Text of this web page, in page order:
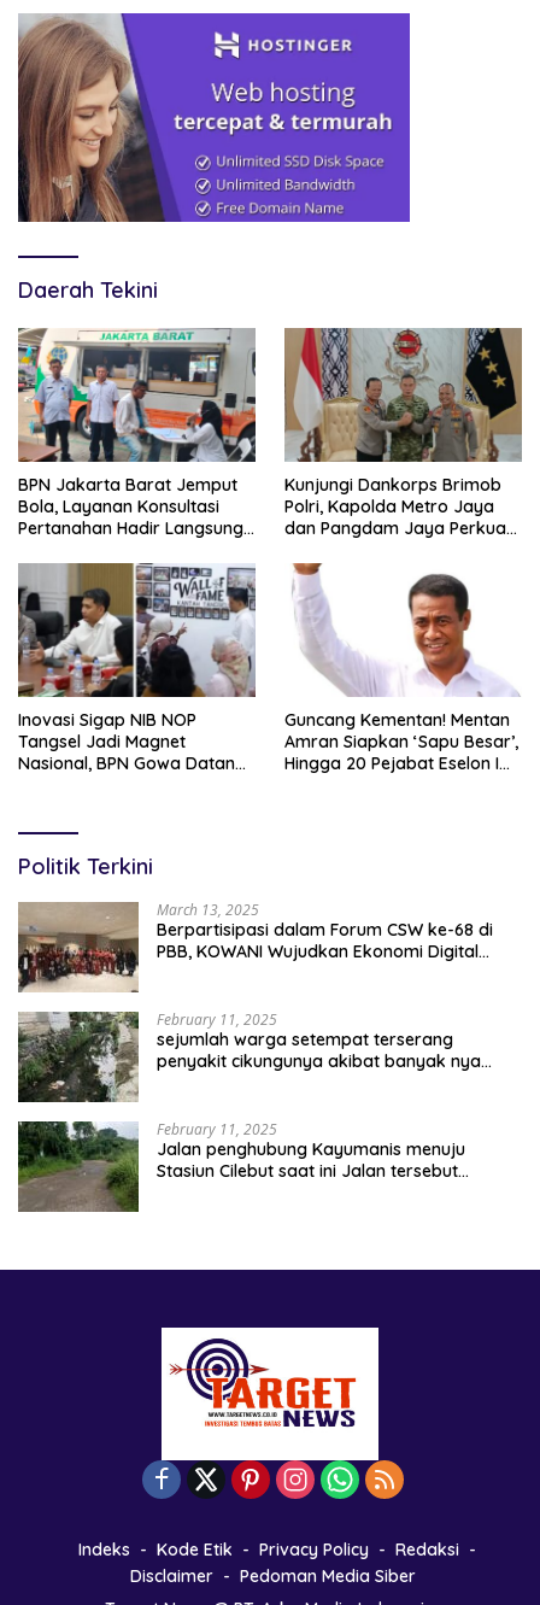
Daerah Tekini
BPN Jakarta Barat Jemput
Bola, Layanan Konsultasi
Pertanahan Hadir Langsung
Kunjungi Dankorps Brimob
Polri, Kapolda Metro Jaya
dan Pangdam Jaya Perkuat
Inovasi Sigap NIB NOP
Tangsel Jadi Magnet
Nasional, BPN Gowa Datang
Guncang Kementan! Mentan
Amran Siapkan ‘Sapu Besar’,
Hingga 20 Pejabat Eselon I
Politik Terkini
March 13, 2025
Berpartisipasi dalam Forum CSW ke-68 di
PBB, KOWANI Wujudkan Ekonomi Digital
February 11, 2025
sejumlah warga setempat terserang
penyakit cikungunya akibat banyak nya
February 11, 2025
Jalan penghubung Kayumanis menuju
Stasiun Cilebut saat ini Jalan tersebut
Indeks Kode Etik Privacy Policy
Redaksi
Disclaimer
Pedoman Media Siber